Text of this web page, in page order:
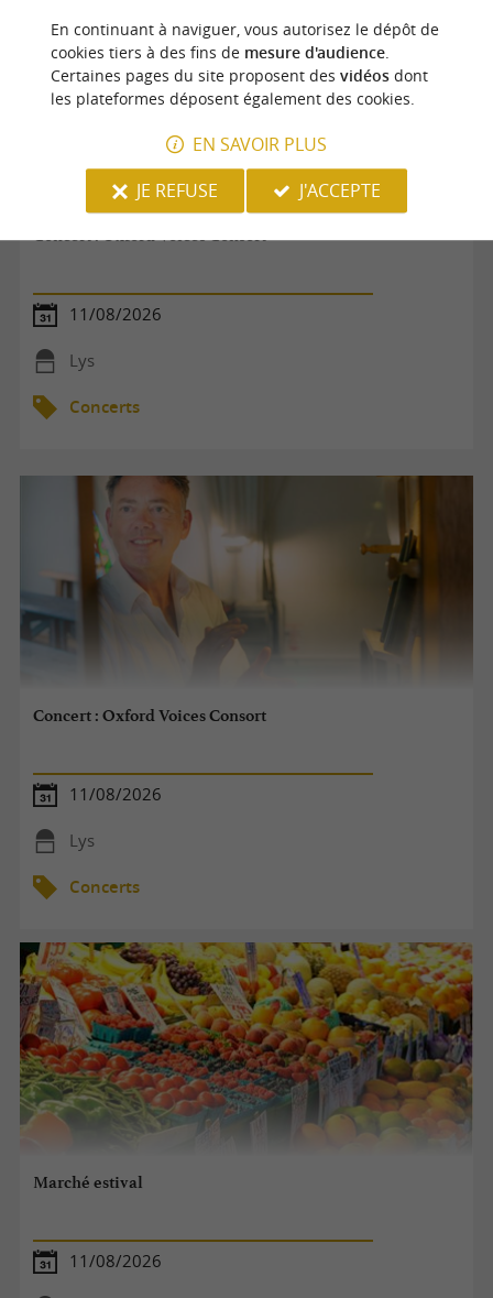
Concert : Oxford Voices Consort
11/08/2026
Lys
Concerts
Concert : Oxford Voices Consort
11/08/2026
Lys
Concerts
Marché estival
11/08/2026
En continuant à naviguer, vous autorisez le dépôt de
cookies tiers à des fins de mesure d'audience.
Certaines pages du site proposent des vidéosdont
les plateformes déposent également des cookies.
EN SAVOIR PLUS
JE REFUSE
J'ACCEPTE